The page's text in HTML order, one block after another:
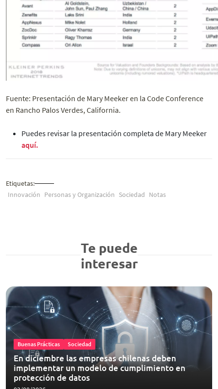
Fuente: Presentación de Mary Meeker en la Code Conference
en Rancho Palos Verdes, California.
Puedes revisar la presentación completa de Mary Meeker
aquí.
Etiquetas:
Innovación Personas y Organización Sociedad Notas
Te puede
interesar
Buenas Prácticas Sociedad
En diciembre las empresas chilenas deben
implementar un modelo de cumplimiento en
protección de datos